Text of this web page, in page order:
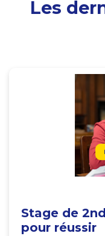
Les
Stage de
pour réussir